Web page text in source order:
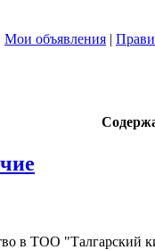
Мои объявления |
в ТОО